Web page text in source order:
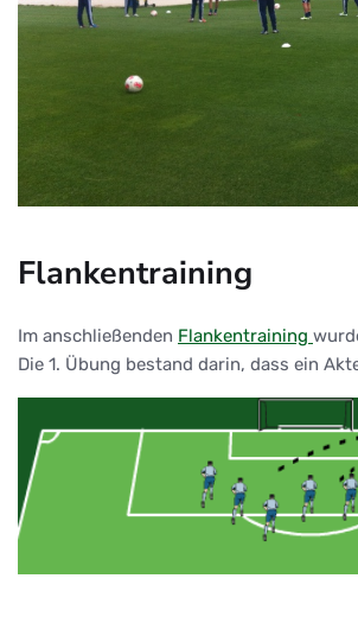
Flankentraining
Im anschließenden Flankentraining
Die 1. Übung bestand darin, dass ein